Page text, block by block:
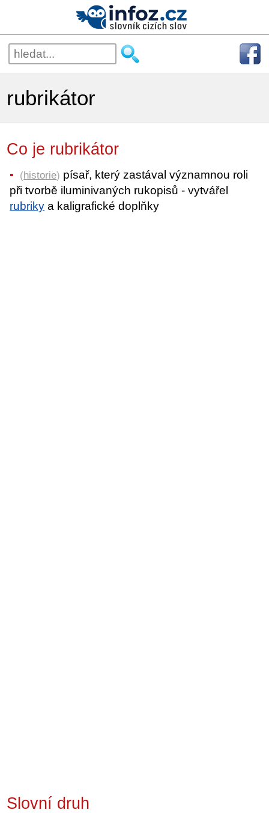
rubrikátor
Co je rubrikátor
(historie) písař, který zastával významnou roli
při tvorbě iluminivaných rukopisů - vytvářel
rubriky a kaligrafické doplňky
Slovní druh